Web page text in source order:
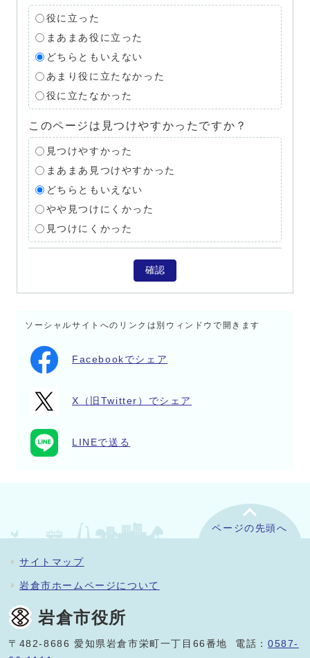
役に立った
まあまあ役に立った
どちらともいえない
あまり役に立たなかった
役に立たなかった
このページは見つけやすかったですか？
見つけやすかった
まあまあ見つけやすかった
どちらともいえない
やや見つけにくかった
見つけにくかった
確認
ソーシャルサイトへのリンクは別ウィンドウで開きます
Facebookでシェア
X（旧Twitter）でシェア
LINEで送る
ページの先頭へ
サイトマップ
岩倉市ホームページについて
岩倉市役所
〒482-8686 愛知県岩倉市栄町一丁目66番地 電話：0587-